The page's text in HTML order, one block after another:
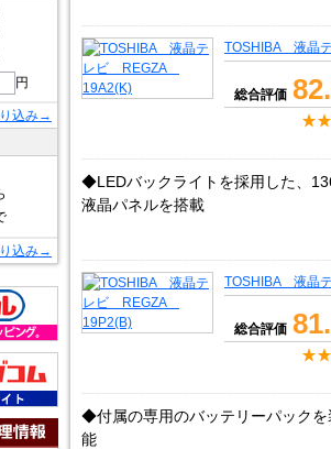
円
込み→
込み→
TOSHIBA 液晶
総合評価
◆LEDバックライトを採用した、
液晶パネルを搭載
TOSHIBA 液晶
総合評価
◆付属の専用のバッテリーパック
能